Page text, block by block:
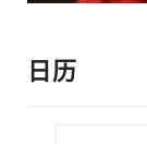
日历